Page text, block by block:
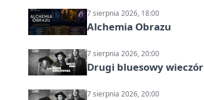
7 sierpnia 2026, 18:00
Alchemia Obrazu
7 sierpnia 2026, 20:00
Drugi bluesowy wieczór
7 sierpnia 2026, 20:00